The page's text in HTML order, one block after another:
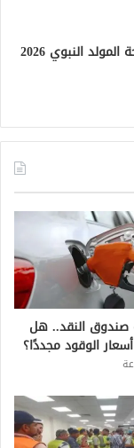
1500جنيه.. موعد صرف منحة المولد النبوي 2026
صندوق النقد.. هل
الوقود مجددًا؟